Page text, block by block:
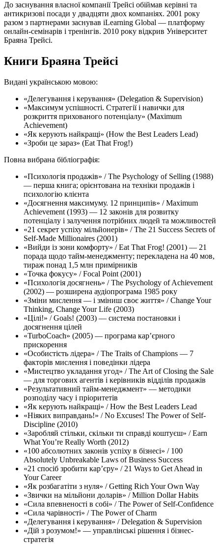
До заснування власної компанії Трейсі обіймав керівні та
антикризові посади у двадцяти двох компаніях. 2001 року
разом з партнерами заснував iLearning Global — платформу
онлайн-семінарів і тренінгів. 2010 року відкрив Університет
Браяна Трейсі.
Книги Браяна Трейсі
Видані українською мовою:
«Делегування і керування» (Delegation & Supervision)
«Максимум успішності. Стратегії і навички для
розкриття прихованого потенціалу» (Maximum
Achievement)
«Як керують найкращі» (How the Best Leaders Lead)
«Зроби це зараз» (Eat That Frog!)
Повна вибрана бібліографія:
«Психологія продажів» / The Psychology of Selling (1988)
— перша книга; орієнтована на техніки продажів і
психологію клієнта
«Досягнення максимуму. 12 принципів» / Maximum
Achievement (1993) — 12 законів для розвитку
потенціалу і залучення потрібних людей та можливостей
«21 секрет успіху мільйонерів» / The 21 Success Secrets of
Self-Made Millionaires (2001)
«Вийди із зони комфорту» / Eat That Frog! (2001) — 21
порада щодо тайм-менеджменту; перекладена на 40 мов,
тираж понад 1,5 млн примірників
«Точка фокусу» / Focal Point (2001)
«Психологія досягнень» / The Psychology of Achievement
(2002) — розширена аудіопрограма 1985 року
«Зміни мислення — і зміниш своє життя» / Change Your
Thinking, Change Your Life (2003)
«Цілі!» / Goals! (2003) — система постановки і
досягнення цілей
«TurboCoach» (2005) — програма кар’єрного
прискорення
«Особистість лідера» / The Traits of Champions — 7
факторів мислення і поведінки лідера
«Мистецтво укладання угод» / The Art of Closing the Sale
— для торгових агентів і керівників відділів продажів
«Результативний тайм-менеджмент» — методики
розподілу часу і пріоритетів
«Як керують найкращі» / How the Best Leaders Lead
«Ніяких виправдань!» / No Excuses! The Power of Self-
Discipline (2010)
«Заробляй стільки, скільки ти справді коштуєш» / Earn
What You’re Really Worth (2012)
«100 абсолютних законів успіху в бізнесі» / 100
Absolutely Unbreakable Laws of Business Success
«21 спосіб зробити кар’єру» / 21 Ways to Get Ahead in
Your Career
«Як розбагатіти з нуля» / Getting Rich Your Own Way
«Звички на мільйони доларів» / Million Dollar Habits
«Сила впевненості в собі» / The Power of Self-Confidence
«Сила чарівності» / The Power of Charm
«Делегування і керування» / Delegation & Supervision
«Дій з розумом!» — управлінські рішення і бізнес-
стратегія